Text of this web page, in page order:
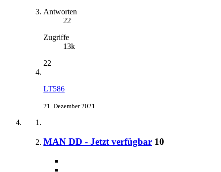
Antworten
22
Zugriffe
13k
22
LT586
21. Dezember 2021
MAN DD - Jetzt verfügbar 10